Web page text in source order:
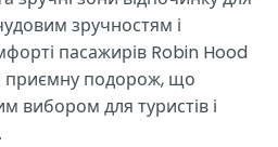
зручностям і
пасажирів Robin Hood
приємну подорож, що
вибором для туристів і